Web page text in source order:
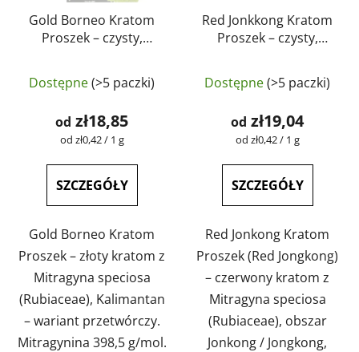
Gold Borneo Kratom
Proszek – czysty,
GreenGuru
Dostępne(>5 paczki)
od zł18,85
Cena
od zł0,42 / 1 g
SZCZEGÓŁY
Gold Borneo Kratom
Proszek – złoty kratom z
Mitragyna speciosa
(Rubiaceae), Kalimantan
– wariant przetwórczy.
Mitragynina 398,5 g/mol.
Red Jonkkong Kratom
Proszek – czysty,
GreenGuru
Dostępne(>5 paczki)
od zł19,04
Cena
od zł0,42 / 1 g
SZCZEGÓŁY
Red Jonkong Kratom
Proszek (Red Jongkong)
– czerwony kratom z
Mitragyna speciosa
(Rubiaceae), obszar
Jonkong / Jongkong,